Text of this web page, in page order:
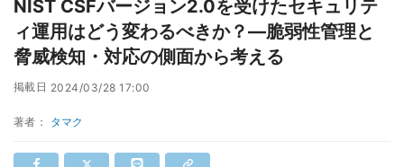
NIST CSFバージョン2.0を受けたセキュリテ
ィ運用はどう変わるべきか？―脆弱性管理と
脅威検知・対応の側面から考える
掲載日 2024/03/28 17:00
著者： タマク